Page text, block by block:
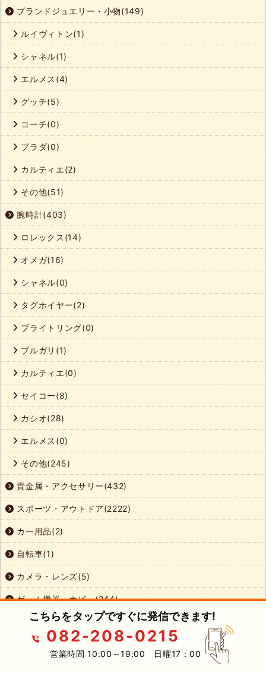
ブランドジュエリー・小物(149)
ルイヴィトン(1)
シャネル(1)
エルメス(4)
グッチ(5)
コーチ(0)
プラダ(0)
カルティエ(2)
その他(51)
腕時計(403)
ロレックス(14)
オメガ(16)
シャネル(0)
タグホイヤー(2)
ブライトリング(0)
ブルガリ(1)
カルティエ(0)
セイコー(8)
カシオ(28)
エルメス(0)
その他(245)
貴金属・アクセサリー(432)
スポーツ・アウトドア(2222)
カー用品(2)
自転車(1)
カメラ・レンズ(5)
ゲーム機器・ホビー(244)
スマホ・タブレット(54)
デジタル家電・パソコン(69)
こちらをタップですぐに発信できます!
082-208-0215
営業時間 10:00～19:00 日曜17：00